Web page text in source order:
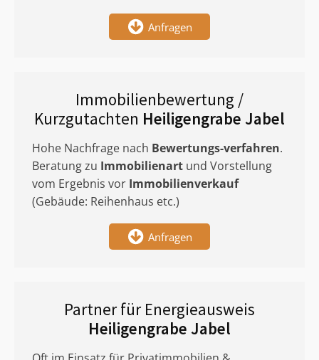
Anfragen
Immobilienbewertung /
Kurzgutachten Heiligengrabe Jabel
Hohe Nachfrage nach Bewertungs-verfahren.
Beratung zu Immobilienart und Vorstellung
vom Ergebnis vor Immobilienverkauf
(Gebäude: Reihenhaus etc.)
Anfragen
Partner für Energieausweis
Heiligengrabe Jabel